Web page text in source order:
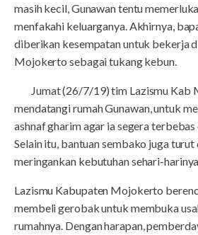
masih kecil, Gunawan tentu
menfakahi keluarganya. Akhirnya,
diberikan kesempatan untuk bekerja
Mojokerto sebagai tukang kebun.
Jumat (26/7/19) tim Lazismu
mendatangi rumah Gunawan, untuk
ashnaf gharim agar ia segera
Selain itu, bantuan sembako juga
meringankan kebutuhan sehari-harinya.
Lazismu Kabupaten Mojokerto
membeli gerobak untuk membuka
rumahnya. Dengan harapan,